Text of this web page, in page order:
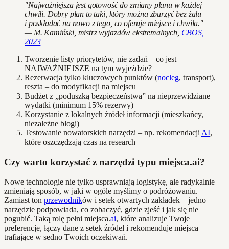
"Najważniejsza jest gotowość do zmiany planu w każdej
chwili. Dobry plan to taki, który można zburzyć bez żalu
i poskładać na nowo z tego, co oferuje miejsce i chwila."
— M. Kamiński, mistrz wyjazdów ekstremalnych, CBOS,
2023
Tworzenie listy priorytetów, nie zadań – co jest
NAJWAŻNIEJSZE na tym wyjeździe?
Rezerwacja tylko kluczowych punktów (nocleg, transport),
reszta – do modyfikacji na miejscu
Budżet z „poduszką bezpieczeństwa” na nieprzewidziane
wydatki (minimum 15% rezerwy)
Korzystanie z lokalnych źródeł informacji (mieszkańcy,
niezależne blogi)
Testowanie nowatorskich narzędzi – np. rekomendacji AI,
które oszczędzają czas na research
Czy warto korzystać z narzędzi typu miejsca.ai?
Nowe technologie nie tylko usprawniają logistykę, ale radykalnie
zmieniają sposób, w jaki w ogóle myślimy o podróżowaniu.
Zamiast ton przewodników i setek otwartych zakładek – jedno
narzędzie podpowiada, co zobaczyć, gdzie zjeść i jak się nie
pogubić. Taką rolę pełni miejsca.ai, które analizuje Twoje
preferencje, łączy dane z setek źródeł i rekomenduje miejsca
trafiające w sedno Twoich oczekiwań.